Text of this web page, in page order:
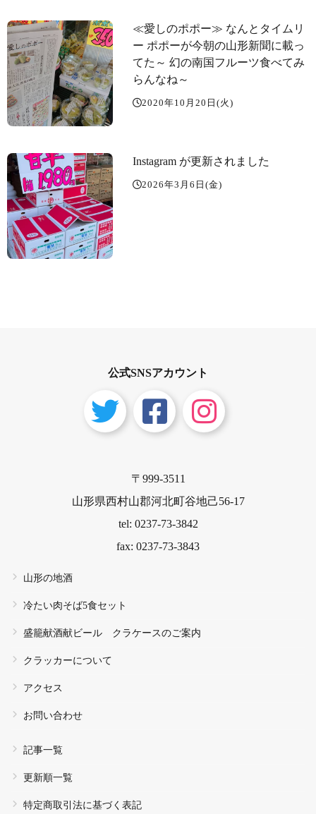
≪愛しのポポー️≫ なんとタイムリ
ー ポポーが今朝の山形新聞に載っ
てた～️ 幻の南国フルーツ食べてみ
らんなね～️
2020年10月20日(火)
Instagram が更新されました
2026年3月6日(金)
公式SNSアカウント
〒999-3511
山形県西村山郡河北町谷地己56-17
tel: 0237-73-3842
fax: 0237-73-3843
山形の地酒
冷たい肉そば5食セット
盛籠献酒献ビール クラケースのご案内
クラッカーについて
アクセス
お問い合わせ
記事一覧
更新順一覧
特定商取引法に基づく表記